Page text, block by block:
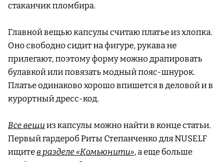
стаканчик пломбира.
Главной вещью капсулы считаю платье из хлопка.
Оно свободно сидит на фигуре, рукава не
прилегают, поэтому форму можно драпировать
булавкой или повязать модный пояс-шнурок.
Платье одинаково хорошо впишется в деловой и в
курортный дресс-код.
Все вещииз капсулы можно найти в конце статьи.
Первый гардероб Риты Степанченко для NUSELF
ищитев разделе «Комьюнити», а еще больше